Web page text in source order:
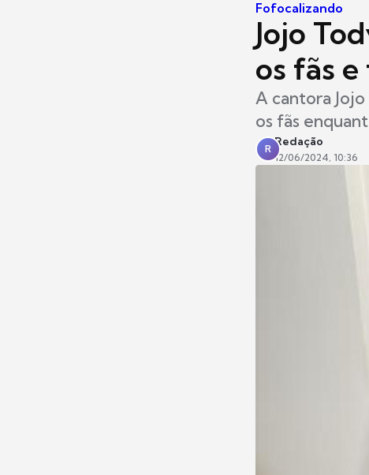
Fofocalizando
Jojo
os fãs
A cantora
os fãs
R
Redação
12/06/2024, 10:36